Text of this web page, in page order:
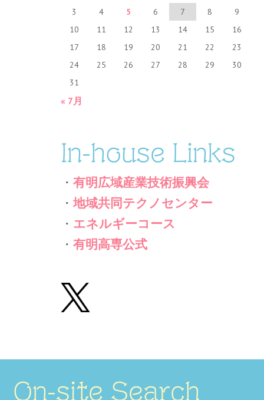
3
4 5 6 7 8
9
10
11 12 13 14 15
16
17
18 19 20 21 22
23
24
25 26 27 28 29
30
31
« 7月
In-house Links
・有明広域産業技術振興会
・地域共同テクノセンター
・ エネルギーコース
・有明高専公式
On-site Search